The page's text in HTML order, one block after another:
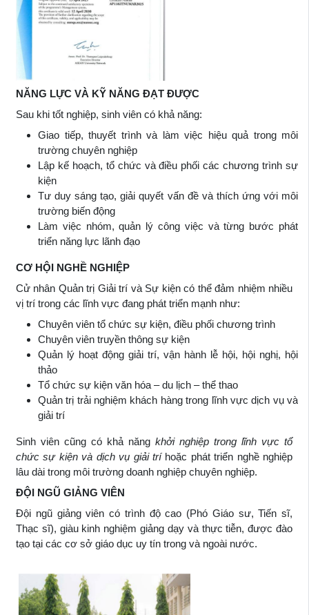
NĂNG LỰC VÀ KỸ NĂNG ĐẠT ĐƯỢC
Sau khi tốt nghiệp, sinh viên có khả năng:
Giao tiếp, thuyết trình và làm việc hiệu quả trong môi
trường chuyên nghiệp
Lập kế hoạch, tổ chức và điều phối các chương trình sự
kiện
Tư duy sáng tạo, giải quyết vấn đề và thích ứng với môi
trường biến động
Làm việc nhóm, quản lý công việc và từng bước phát
triển năng lực lãnh đạo
CƠ HỘI NGHỀ NGHIỆP
Cử nhân Quản trị Giải trí và Sự kiện có thể đảm nhiệm nhiều
vị trí trong các lĩnh vực đang phát triển mạnh như:
Chuyên viên tổ chức sự kiện, điều phối chương trình
Chuyên viên truyền thông sự kiện
Quản lý hoạt động giải trí, vận hành lễ hội, hội nghị, hội
thảo
Tổ chức sự kiện văn hóa – du lịch – thể thao
Quản trị trải nghiệm khách hàng trong lĩnh vực dịch vụ và
giải trí
Sinh viên cũng có khả năng khởi nghiệp trong lĩnh vực tổ
chức sự kiện và dịch vụ giải tríhoặc phát triển nghề nghiệp
lâu dài trong môi trường doanh nghiệp chuyên nghiệp.
ĐỘI NGŨ GIẢNG VIÊN
Đội ngũ giảng viên có trình độ cao (Phó Giáo sư, Tiến sĩ,
Thạc sĩ), giàu kinh nghiệm giảng dạy và thực tiễn, được đào
tạo tại các cơ sở giáo dục uy tín trong và ngoài nước.